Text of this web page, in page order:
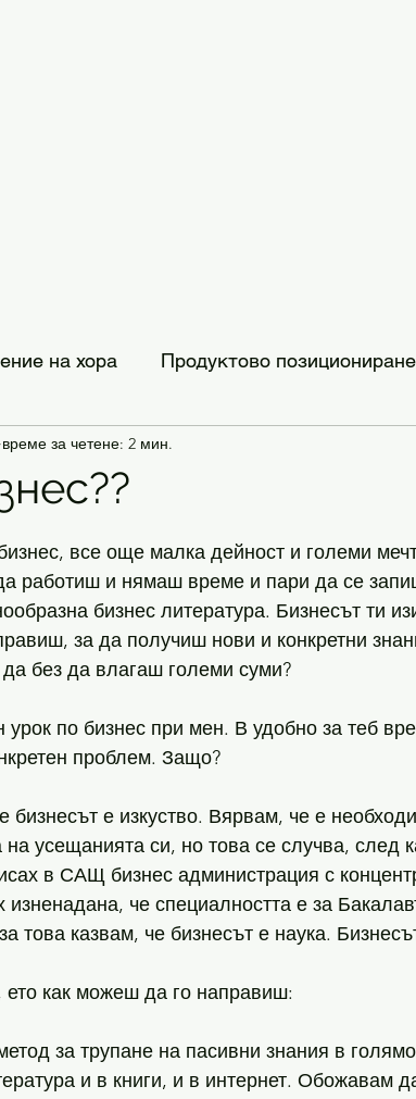
на хора Продуктово позициониране
Създаване на марка
време за четене: 2 мин.
все още малка дейност и големи
работиш и нямаш време и пари да се
бизнес литература. Бизнесът ти
за да получиш нови и конкретни
без да влагаш големи суми?
урок по бизнес при мен. В удобно за теб
проблем. Защо?
бизнесът е изкуство. Вярвам, че е
усещанията си, но това се случва, след
в САЩ бизнес администрация с
че специалността е за
това казвам, че бизнесът е наука.
как можеш да го направиш:
за трупане на пасивни знания в
и в книги, и в интернет. Обожавам